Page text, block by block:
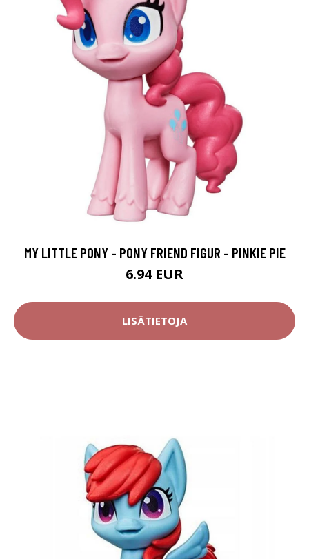
MY LITTLE PONY - PONY FRIEND FIGUR - PINKIE PIE
6.94 EUR
LISÄTIETOJA